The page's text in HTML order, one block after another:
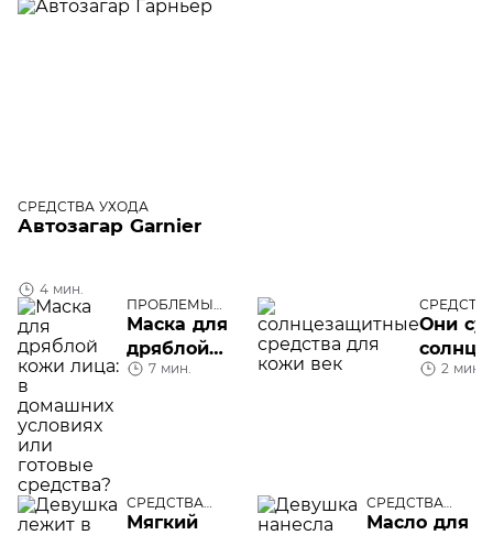
СРЕДСТВА УХОДА
Автозагар Garnier
4 мин.
ПРОБЛЕМЫ
КОЖИ ЛИЦА
Маска для
дряблой
кожи лица:
средства?
7 мин.
Они
2 мин.
СРЕДСТВА
УХОДА
Мягкий
СРЕДСТВА
УХОДА
Масло для